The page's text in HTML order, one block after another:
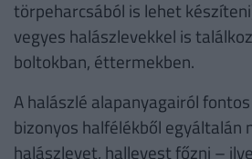
törpeharcsából is lehet
vegyes halászlevekkel is
boltokban, éttermekben.
A halászlé alapanyagairól
bizonyos halfélékből egyáltalán
halászlevet, hallevest főzni –